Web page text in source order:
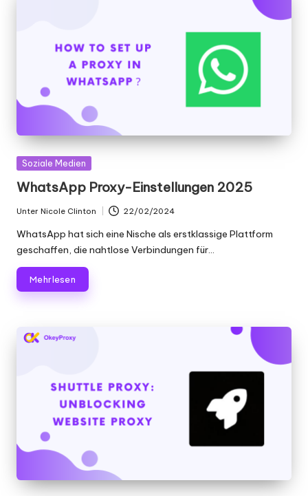
si
o
n
]
-
O
k
e
y
r
Gepostet
Soziale Medien
WhatsApp Proxy-Einstellungen 2025
Geschrieben
von
Unter Nicole Clinton 22/02/2024
WhatsApp hat sich eine Nische als erstklassige Plattform
geschaffen, die nahtlose Verbindungen für...
Mehr lesen